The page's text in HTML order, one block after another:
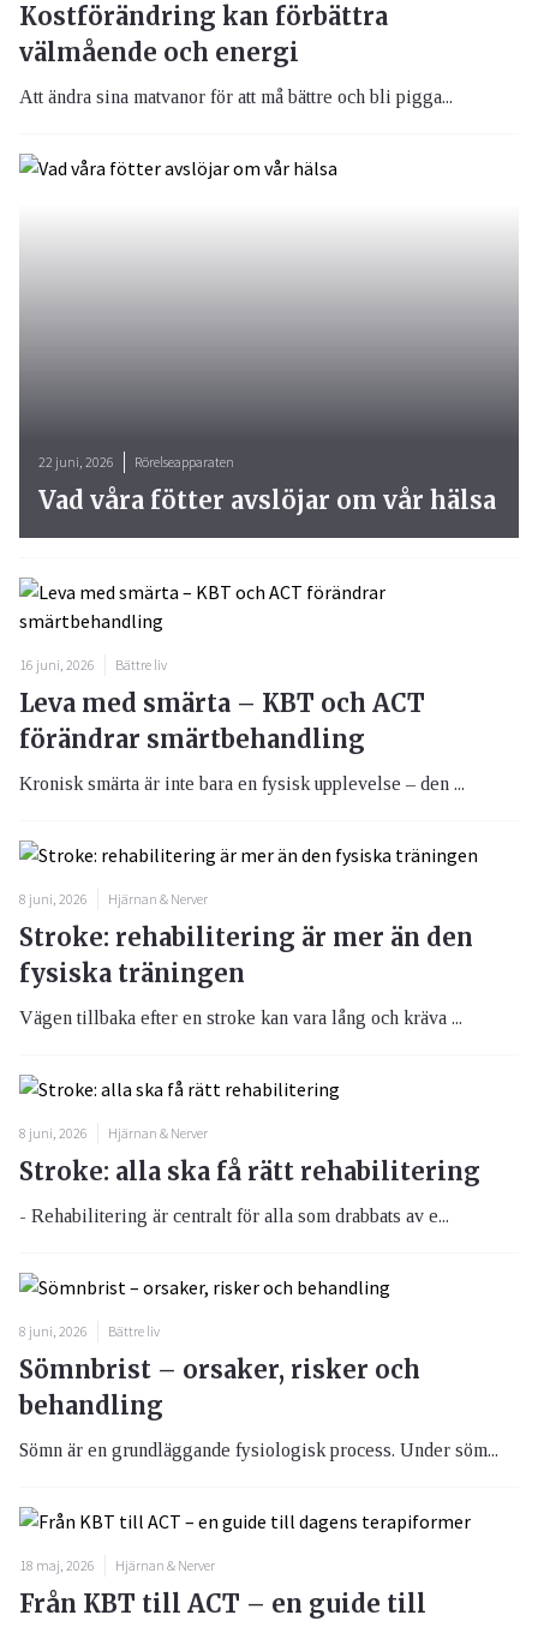
Kostförändring kan förbättra
välmående och energi
Att ändra sina matvanor för att må bättre och bli pigga...
22 juni, 2026 Rörelseapparaten
Vad våra fötter avslöjar om vår hälsa
16 juni, 2026 Bättre liv
Leva med smärta – KBT och ACT
förändrar smärtbehandling
Kronisk smärta är inte bara en fysisk upplevelse – den ...
8 juni, 2026 Hjärnan & Nerver
Stroke: rehabilitering är mer än den
fysiska träningen
Vägen tillbaka efter en stroke kan vara lång och kräva ...
8 juni, 2026 Hjärnan & Nerver
Stroke: alla ska få rätt rehabilitering
- Rehabilitering är centralt för alla som drabbats av e...
8 juni, 2026 Bättre liv
Sömnbrist – orsaker, risker och
behandling
Sömn är en grundläggande fysiologisk process. Under söm...
18 maj, 2026 Hjärnan & Nerver
Från KBT till ACT – en guide till